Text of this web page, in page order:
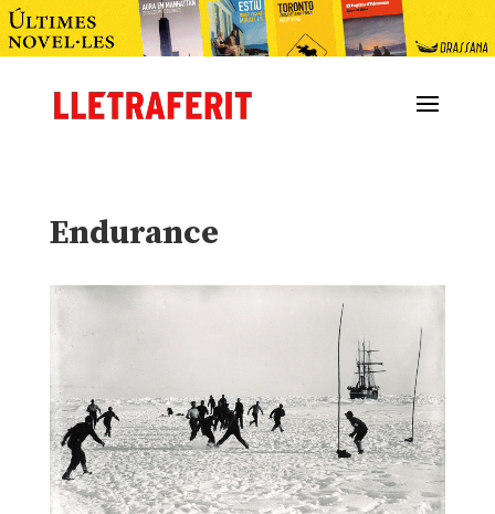
Endurance